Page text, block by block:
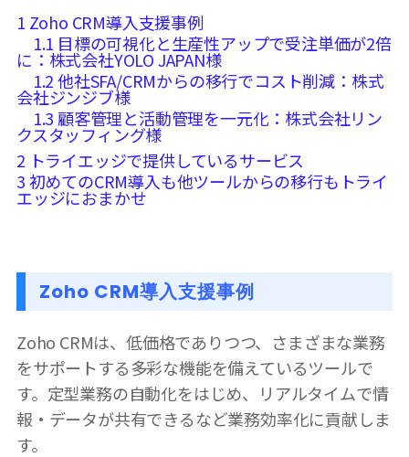
1 Zoho CRM導入支援事例
1.1 目標の可視化と生産性アップで受注単価が2倍
に：株式会社YOLO JAPAN様
1.2他社SFA/CRMからの移行でコスト削減：株式
会社ジンジブ様
1.3 顧客管理と活動管理を一元化：株式会社リン
クスタッフィング様
2 トライエッジで提供しているサービス
3初めてのCRM導入も他ツールからの移行もトライ
エッジにおまかせ
Zoho CRM導入支援事例
Zoho CRMは、低価格でありつつ、さまざまな業務
をサポートする多彩な機能を備えているツールで
す。定型業務の自動化をはじめ、リアルタイムで情
報・データが共有できるなど業務効率化に貢献しま
す。